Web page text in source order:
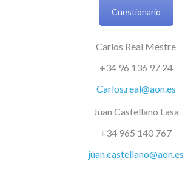
Cuestionario
Carlos Real Mestre
+34 96 136 97 24
Carlos.real@aon.es
Juan Castellano Lasa
+34 965 140 767
juan.castellano@aon.es